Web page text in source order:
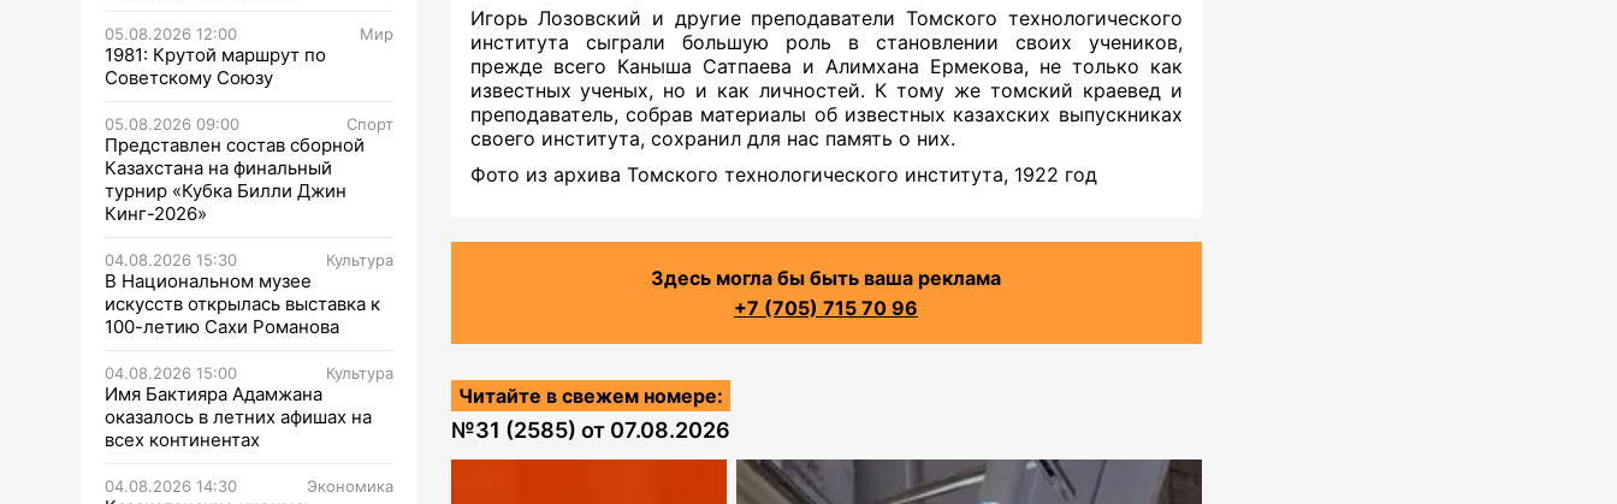
05.08.2026 12:00 Мир
1981: Крутой маршрут по
Советскому Союзу
05.08.2026 09:00 Спорт
Представлен состав сборной
Казахстана на финальный
турнир «Кубка Билли Джин
Кинг-2026»
04.08.2026 15:30 Культура
В Национальном музее
искусств открылась выставка к
100-летию Сахи Романова
04.08.2026 15:00 Культура
Имя Бактияра Адамжана
оказалось в летних афишах на
всех континентах
04.08.2026 14:30 Экономика
Игорь Лозовский и другие преподаватели Томского технологического
института сыграли большую роль в становлении своих учеников,
прежде всего Каныша Сатпаева и Алимхана Ермекова, не только как
известных ученых, но и как личностей. К тому же томский краевед и
преподаватель, собрав материалы об известных казахских выпускниках
своего института, сохранил для нас память о них.
Фото из архива Томского технологического института, 1922 год
Здесь могла бы быть ваша реклама
+7 (705) 715 70 96
Читайте в свежем номере:
№31 (2585) от 07.08.2026